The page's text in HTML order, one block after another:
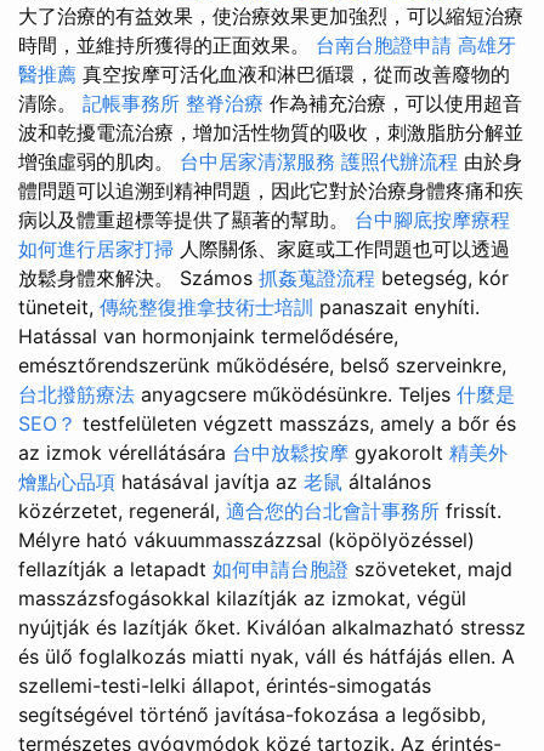
大了治療的有益效果，使治療效果更加強烈，可以縮短治療
時間，並維持所獲得的正面效果。 台南台胞證申請 高雄牙
醫推薦 真空按摩可活化血液和淋巴循環，從而改善廢物的
清除。 記帳事務所 整脊治療 作為補充治療，可以使用超音
波和乾擾電流治療，增加活性物質的吸收，刺激脂肪分解並
增強虛弱的肌肉。 台中居家清潔服務 護照代辦流程 由於身
體問題可以追溯到精神問題，因此它對於治療身體疼痛和疾
病以及體重超標等提供了顯著的幫助。 台中腳底按摩療程
如何進行居家打掃 人際關係、家庭或工作問題也可以透過
放鬆身體來解決。 Számos 抓姦蒐證流程 betegség, kór
tüneteit, 傳統整復推拿技術士培訓 panaszait enyhíti.
Hatással van hormonjaink termelődésére,
emésztőrendszerünk működésére, belső szerveinkre,
台北撥筋療法 anyagcsere működésünkre. Teljes 什麼是
SEO？ testfelületen végzett masszázs, amely a bőr és
az izmok vérellátására 台中放鬆按摩 gyakorolt 精美外
燴點心品項 hatásával javítja az 老鼠 általános
közérzetet, regenerál, 適合您的台北會計事務所 frissít.
Mélyre ható vákuummasszázzsal (köpölyözéssel)
fellazítják a letapadt 如何申請台胞證 szöveteket, majd
masszázsfogásokkal kilazítják az izmokat, végül
nyújtják és lazítják őket. Kiválóan alkalmazható stressz
és ülő foglalkozás miatti nyak, váll és hátfájás ellen. A
szellemi-testi-lelki állapot, érintés-simogatás
segítségével történő javítása-fokozása a legősibb,
természetes gyógymódok közé tartozik. Az érintés-